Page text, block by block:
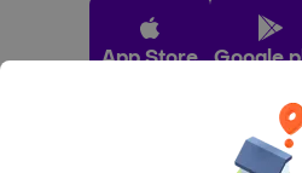
App Store Google